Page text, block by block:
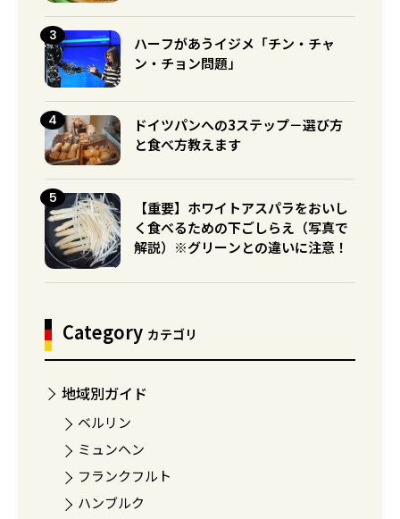
ハーフがあうイジメ「チン・チャ
ン・チョン問題」
ドイツパンへの3ステップ－選び方
と食べ方教えます
【重要】ホワイトアスパラをおいし
く食べるための下ごしらえ（写真で
解説）※グリーンとの違いに注意！
Category カテゴリ
地域別ガイド
ベルリン
ミュンヘン
フランクフルト
ハンブルク